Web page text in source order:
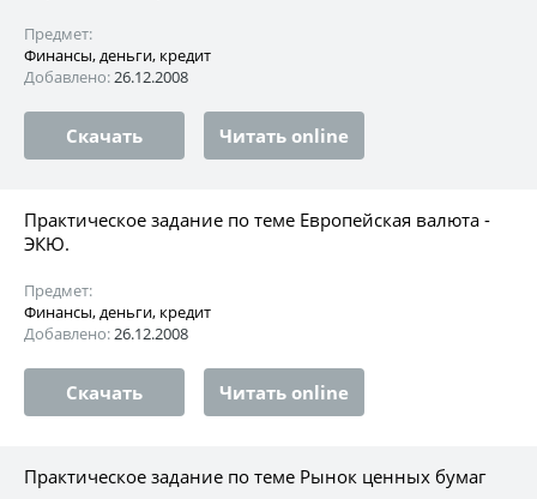
Предмет:
Финансы, деньги, кредит
Добавлено:26.12.2008
Скачать Читать online
Практическое задание по теме Европейская валюта -
ЭКЮ.
Предмет:
Финансы, деньги, кредит
Добавлено:26.12.2008
Скачать Читать online
Практическое задание по теме Рынок ценных бумаг